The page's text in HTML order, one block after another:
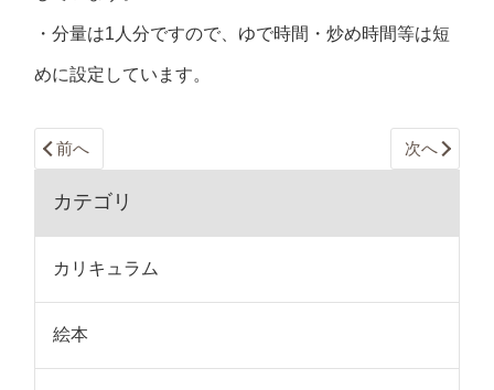
・分量は1人分ですので、ゆで時間・炒め時間等は短
めに設定しています。
前へ 次へ
カテゴリ
カリキュラム
絵本